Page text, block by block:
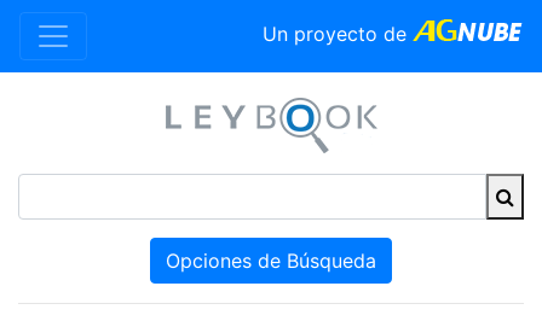
Un proyecto de
Opciones de Búsqueda